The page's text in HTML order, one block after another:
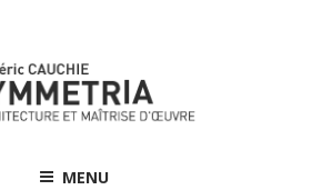
MENU